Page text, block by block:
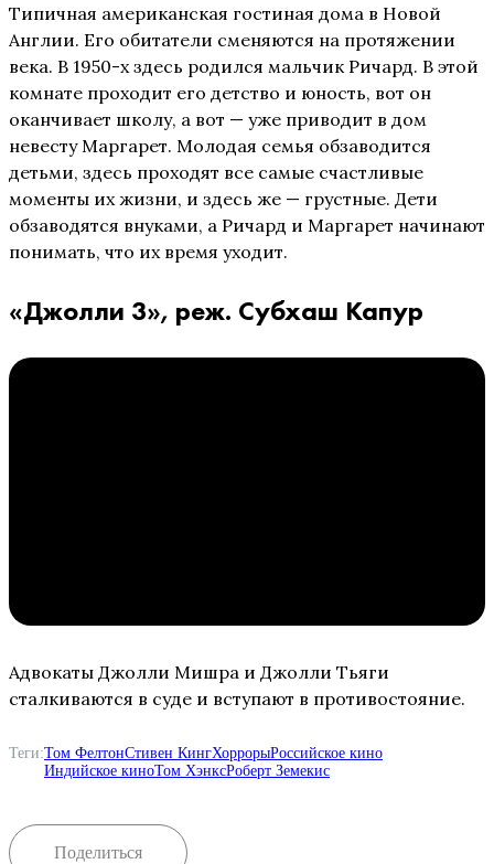
Типичная американская гостиная дома в Новой
Англии. Его обитатели сменяются на протяжении
века. В 1950-х здесь родился мальчик Ричард. В этой
комнате проходит его детство и юность, вот он
оканчивает школу, а вот — уже приводит в дом
невесту Маргарет. Молодая семья обзаводится
детьми, здесь проходят все самые счастливые
моменты их жизни, и здесь же — грустные. Дети
обзаводятся внуками, а Ричард и Маргарет начинают
понимать, что их время уходит.
«Джолли 3», реж. Субхаш Капур
Адвокаты Джолли Мишра и Джолли Тьяги
сталкиваются в суде и вступают в противостояние.
Теги:Том ФелтонСтивен КингХоррорыРоссийское кино
Индийское киноТом ХэнксРоберт Земекис
Поделиться